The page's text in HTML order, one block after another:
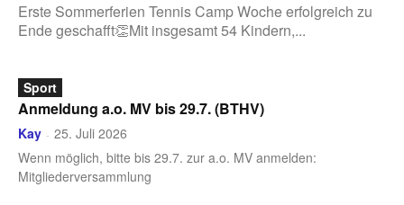
Erste Sommerferien Tennis Camp Woche erfolgreich zu
Ende geschafft👏Mit insgesamt 54 Kindern,...
Sport
Anmeldung a.o. MV bis 29.7. (BTHV)
Kay - 25. Juli 2026
Wenn möglich, bitte bis 29.7. zur a.o. MV anmelden:
Mitgliederversammlung